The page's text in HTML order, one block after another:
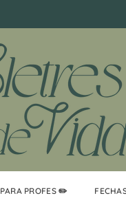
PARA PROFES ✏️